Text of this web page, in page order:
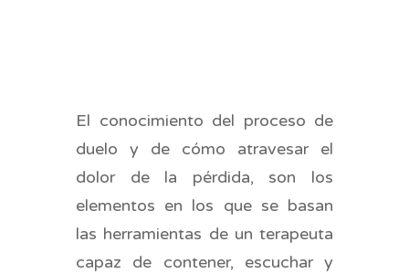
El conocimiento del proceso de
duelo y de cómo atravesar el
dolor de la pérdida, son los
elementos en los que se basan
las herramientas de un terapeuta
capaz de contener, escuchar y